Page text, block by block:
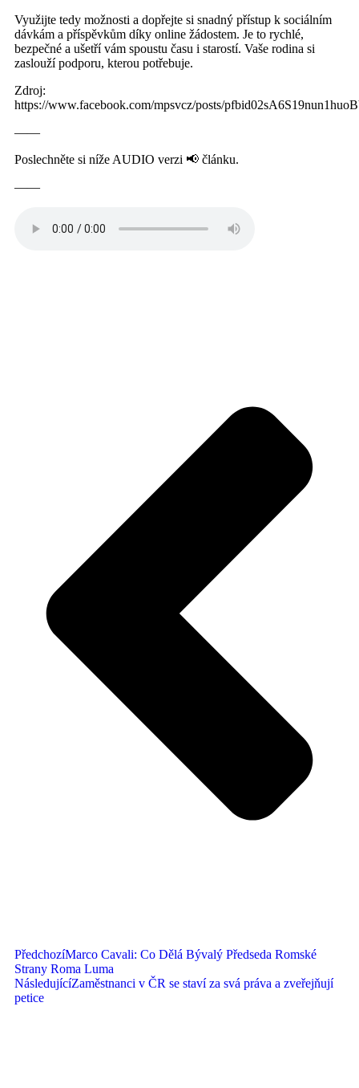
Využijte tedy možnosti a dopřejte si snadný přístup k sociálním
dávkám a příspěvkům díky online žádostem. Je to rychlé,
bezpečné a ušetří vám spoustu času i starostí. Vaše rodina si
zaslouží podporu, kterou potřebuje.
Zdroj:
https://www.facebook.com/mpsvcz/posts/
——
Poslechněte si níže AUDIO verzi 📢 článku.
——
PředchozíMarco Cavali: Co Dělá Bývalý Předseda Romské
Strany Roma Luma
NásledujícíZaměstnanci v ČR se staví za svá práva a zveřejňují
petice